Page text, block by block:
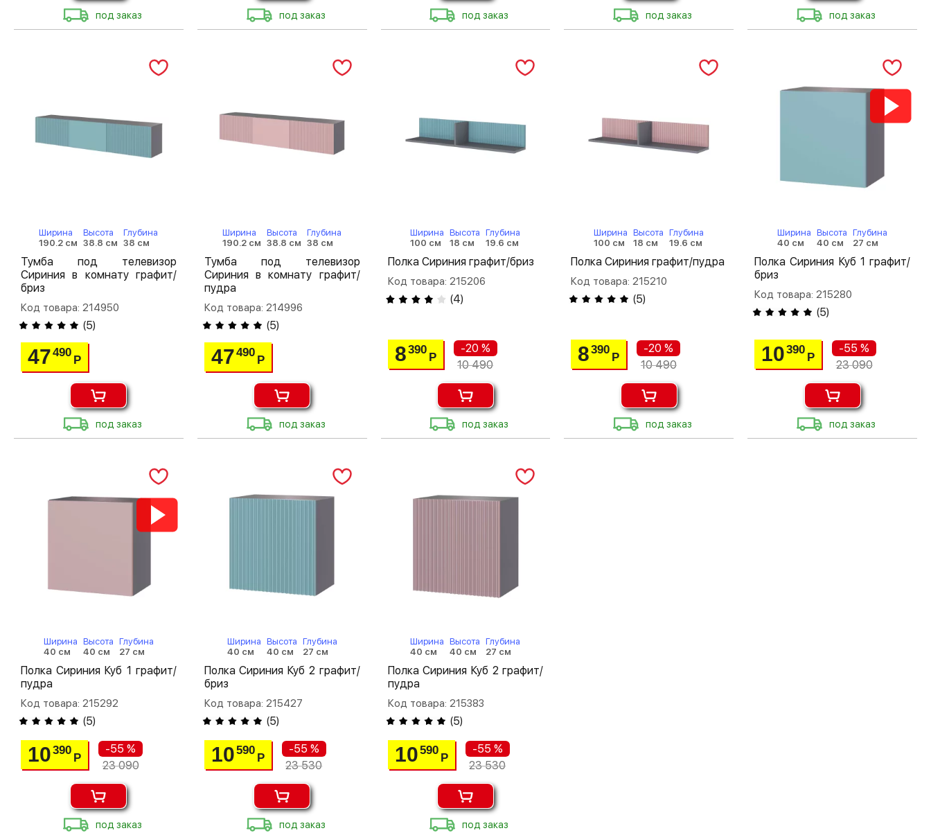
под заказ под заказ под заказ под заказ под заказ
Ширина
190.2 см
Высота
38.8 см
Глубина
38 см
Тумба под телевизор
Сириния в комнату графит/
бриз
Код товара: 214950
(5)
47490
Р
под заказ
Ширина
190.2 см
Высота
38.8 см
Глубина
38 см
Тумба под телевизор
Сириния в комнату графит/
пудра
Код товара: 214996
(5)
47490
Р
под заказ
Ширина
100 см
Высота
18 см
Глубина
19.6 см
Полка Сириния графит/бриз
Код товара: 215206
(4)
8390
Р
-20 %
10 490
под заказ
Ширина
100 см
Высота
18 см
Глубина
19.6 см
Полка Сириния графит/пудра
Код товара: 215210
(5)
8390
Р
-20 %
10 490
под заказ
Ширина
40 см
Высота
40 см
Глубина
27 см
Полка Сириния Куб 1 графит/
бриз
Код товара: 215280
(5)
10390
Р
-55 %
23 090
под заказ
Ширина
40 см
Высота
40 см
Глубина
27 см
Полка Сириния Куб 1 графит/
пудра
Код товара: 215292
(5)
10390
Р
-55 %
23 090
под заказ
Ширина
40 см
Высота
40 см
Глубина
27 см
Полка Сириния Куб 2 графит/
бриз
Код товара: 215427
(5)
10590
Р
-55 %
23 530
под заказ
Ширина
40 см
Высота
40 см
Глубина
27 см
Полка Сириния Куб 2 графит/
пудра
Код товара: 215383
(5)
10590
Р
-55 %
23 530
под заказ